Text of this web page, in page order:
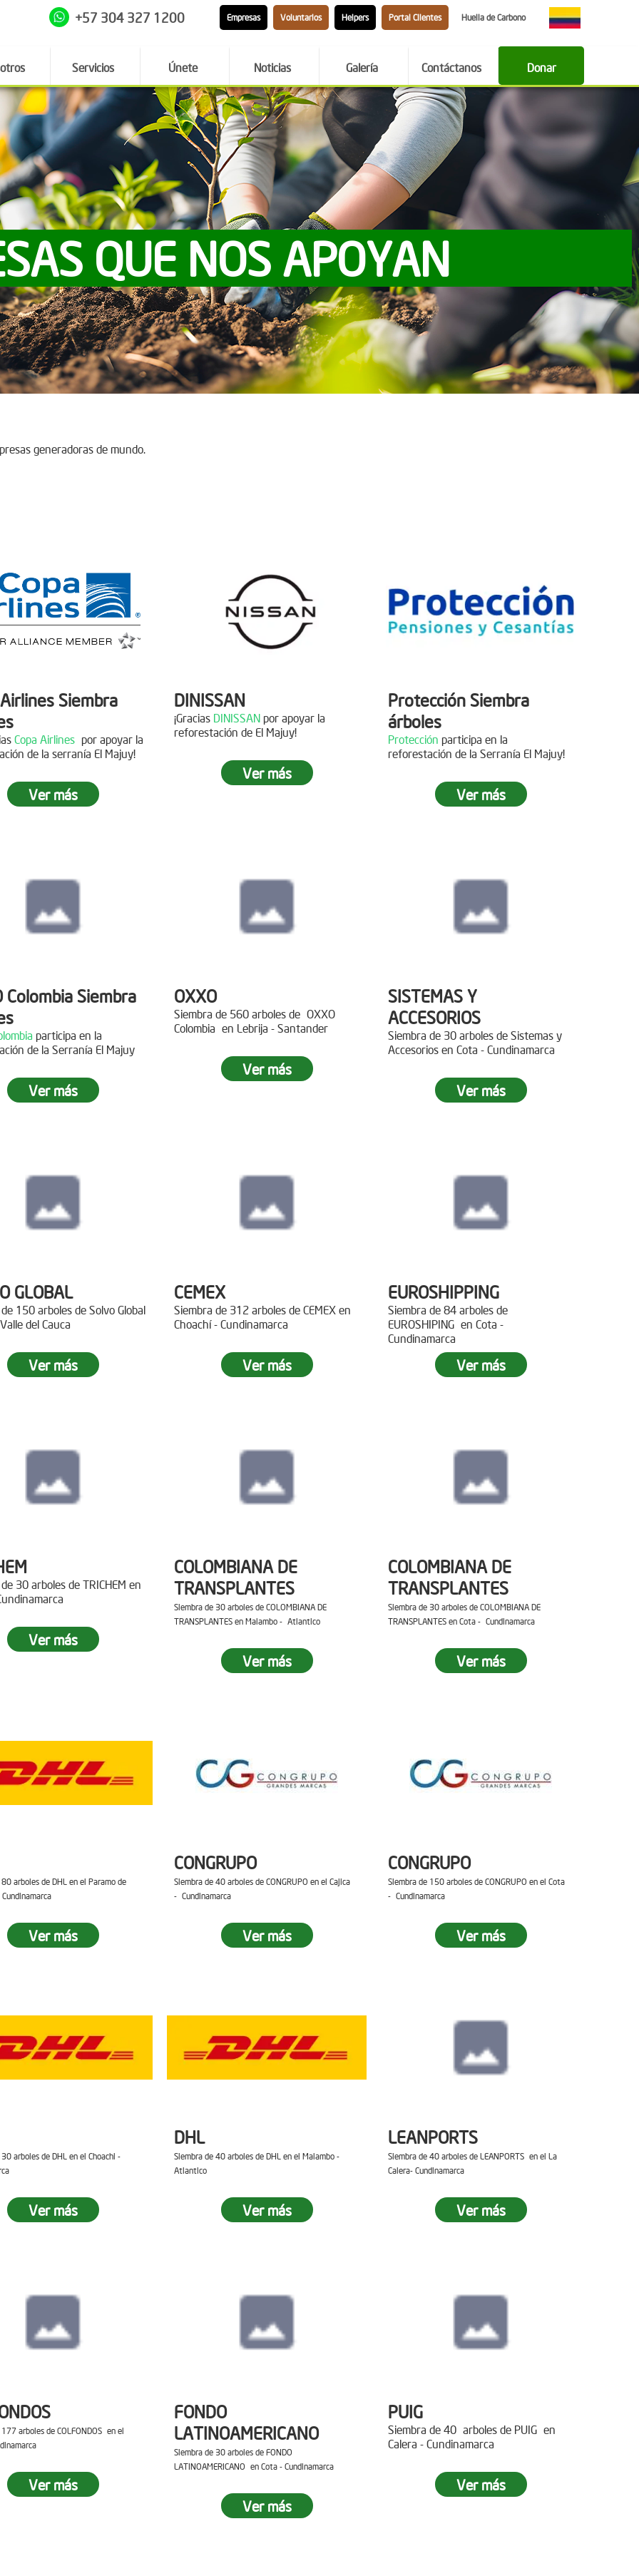
+57 304 327 1200 Empresas Voluntarios Helpers Portal Clientes Huella de Carbono
Servicios Únete Noticias Galería Contáctanos Donar
QUE NOS APOYAN
generadoras de mundo.
Siembra
Copa Airlines por apoyar la
de la serranía El Majuy!
en el Páramo
a Copa Airlines por apoyar la
del Páramo Aguas Vivas!
Ver más
DINISSAN
¡Gracias DINISSAN por apoyar la
reforestación de El Majuy!
Siembra en el páramo de
Sumapaz
Descripción
DINISSANpor plantar 400
Ver más
Protección Siembra
árboles
Protección participa en la
reforestación de la Serranía El Majuy!
Ver más
Colombia Siembra
participa en la
de la Serranía El Majuy
Ver más
OXXO
Siembra de 560 arboles de OXXO
Colombia en Lebrija - Santander
Ver más
SISTEMAS Y
ACCESORIOS
Siembra de 30 arboles de Sistemas y
Accesorios en Cota - Cundinamarca
Ver más
GLOBAL
150 arboles de Solvo Global
del Cauca
Ver más
CEMEX
Siembra de 312 arboles de CEMEX en
Choachí - Cundinamarca
Ver más
EUROSHIPPING
Siembra de 84 arboles de
EUROSHIPING en Cota -
Cundinamarca
Ver más
30 arboles de TRICHEM en
Ver más
COLOMBIANA DE
TRANSPLANTES
Siembra de 30 arboles de COLOMBIANA DE
TRANSPLANTES en Malambo - Atlantico
Ver más
COLOMBIANA DE
TRANSPLANTES
Siembra de 30 arboles de COLOMBIANA DE
TRANSPLANTES en Cota - Cundinamarca
Ver más
arboles de DHL en el Paramo de
Ver más
CONGRUPO
Siembra de 40 arboles de CONGRUPO en el Cajica
- Cundinamarca
Ver más
CONGRUPO
Siembra de 150 arboles de CONGRUPO en el Cota
- Cundinamarca
Ver más
arboles de DHL en el Choachi -
Ver más
DHL
Siembra de 40 arboles de DHL en el Malambo -
Atlantico
Ver más
LEANPORTS
Siembra de 40 arboles de LEANPORTS en el La
Calera- Cundinamarca
Ver más
arboles de COLFONDOS en el
Ver más
FONDO
LATINOAMERICANO
Siembra de 30 arboles de FONDO
LATINOAMERICANO en Cota - Cundinamarca
Ver más
PUIG
Siembra de 40 arboles de PUIG en
Calera - Cundinamarca
Ver más